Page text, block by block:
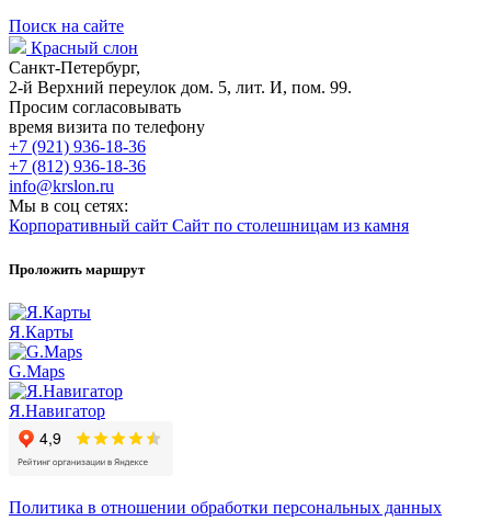
Поиск на сайте
Красный слон
Санкт-Петербург,
2-й Верхний переулок дом. 5, лит. И, пом. 99.
Просим согласовывать
время визита по телефону
+7 (921) 936-18-36
+7 (812) 936-18-36
info@krslon.ru
Мы в соц сетях:
Корпоративный сайт Сайт по столешницам из камня
Проложить маршрут
Я.Карты
G.Maps
Я.Навигатор
Политика в отношении обработки персональных данных